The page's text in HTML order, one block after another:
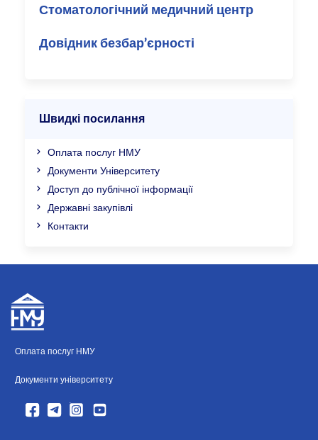
Стоматологічний медичний центр
Довідник безбар’єрності
Швидкі посилання
Оплата послуг НМУ
Документи Університету
Доступ до публічної інформації
Державні закупівлі
Контакти
Оплата послуг НМУ
Документи університету